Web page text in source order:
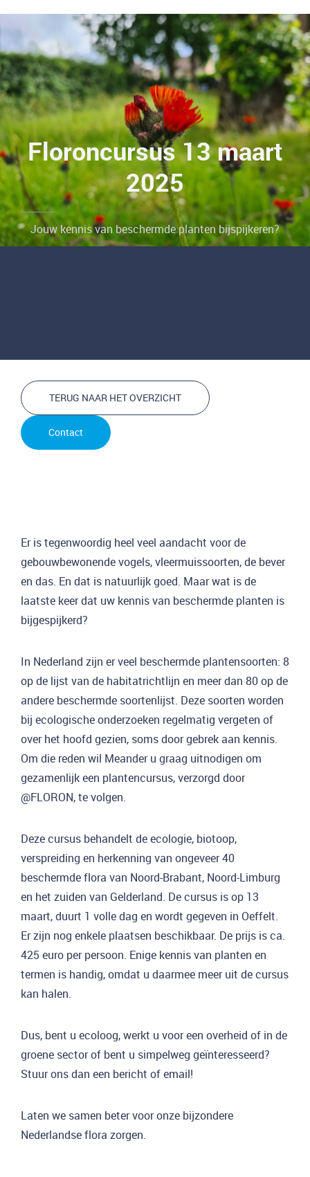
Floroncursus 13 maart
2025
Jouw kennis van beschermde planten bijspijkeren?
TERUG NAAR HET OVERZICHT
Contact
Er is tegenwoordig heel veel aandacht voor de
gebouwbewonende vogels, vleermuissoorten, de bever
en das. En dat is natuurlijk goed. Maar wat is de
laatste keer dat uw kennis van beschermde planten is
bijgespijkerd?
In Nederland zijn er veel beschermde plantensoorten: 8
op de lijst van de habitatrichtlijn en meer dan 80 op de
andere beschermde soortenlijst. Deze soorten worden
bij ecologische onderzoeken regelmatig vergeten of
over het hoofd gezien, soms door gebrek aan kennis.
Om die reden wil Meander u graag uitnodigen om
gezamenlijk een plantencursus, verzorgd door
@FLORON, te volgen.
Deze cursus behandelt de ecologie, biotoop,
verspreiding en herkenning van ongeveer 40
beschermde flora van Noord-Brabant, Noord-Limburg
en het zuiden van Gelderland. De cursus is op 13
maart, duurt 1 volle dag en wordt gegeven in Oeffelt.
Er zijn nog enkele plaatsen beschikbaar. De prijs is ca.
425 euro per persoon. Enige kennis van planten en
termen is handig, omdat u daarmee meer uit de cursus
kan halen.
Dus, bent u ecoloog, werkt u voor een overheid of in de
groene sector of bent u simpelweg geïnteresseerd?
Stuur ons dan een bericht of email!
Laten we samen beter voor onze bijzondere
Nederlandse flora zorgen.